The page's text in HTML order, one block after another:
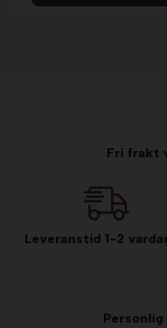
Fri frakt
Leveranstid 1-2